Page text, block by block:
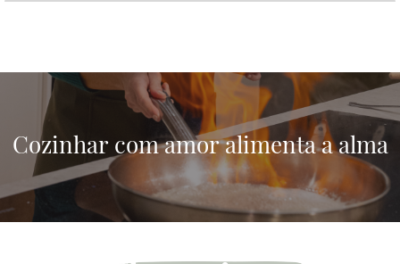
Cozinhar com amor alimenta a alma